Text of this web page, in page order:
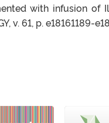
with infusion of
v. 61, p. e18161189-